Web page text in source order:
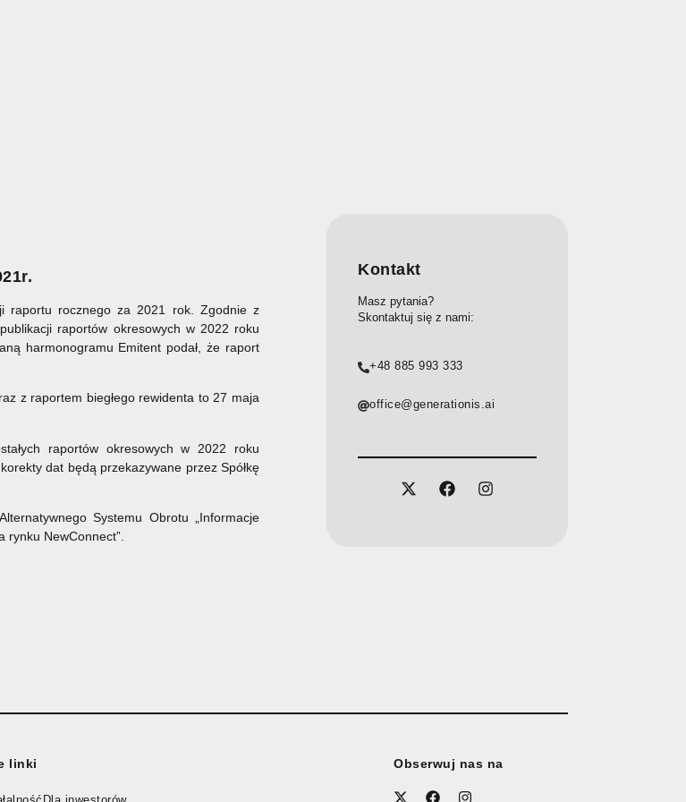
raportu rocznego za 2021 rok. Zgodnie z
raportów okresowych w 2022 roku
harmonogramu Emitent podał, że raport
z raportem biegłego rewidenta to 27 maja
raportów okresowych w 2022 roku
dat będą przekazywane przez Spółkę
Systemu Obrotu „Informacje
rynku NewConnect”.
Kontakt
Masz pytania?
Skontaktuj się z nami:
+48 885 993 333
office@generationis.ai
linki Obserwuj nas na